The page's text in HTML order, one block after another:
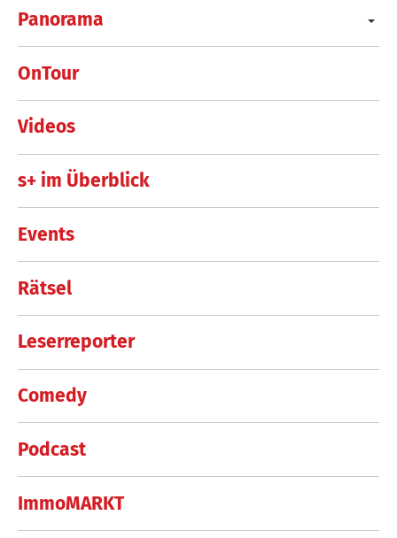
Panorama
OnTour
Videos
s+ im Überblick
Events
Rätsel
Leserreporter
Comedy
Podcast
ImmoMARKT